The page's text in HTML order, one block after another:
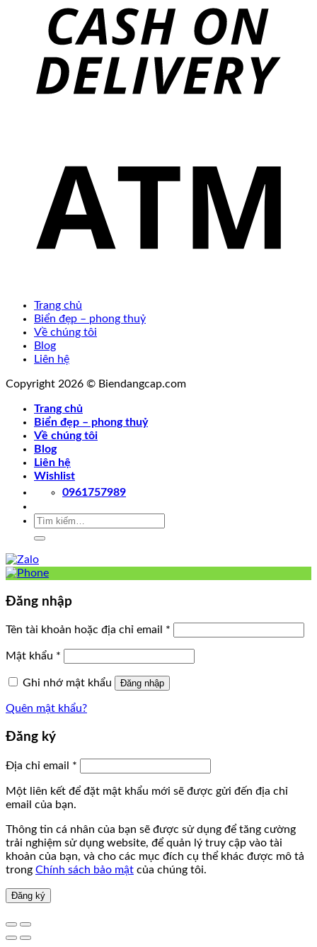
Trang chủ
Biển đẹp – phong thuỷ
Về chúng tôi
Blog
Liên hệ
Copyright 2026 © Biendangcap.com
Trang chủ
Biển đẹp – phong thuỷ
Về chúng tôi
Blog
Liên hệ
Wishlist
0961757989
Tìm
Đăng nhập
Tên tài khoản hoặc địa chỉ email *
Mật khẩu *
Ghi nhớ mật khẩu Đăng nhập
Quên mật khẩu?
Đăng ký
Địa chỉ email *
Một liên kết để đặt mật khẩu mới sẽ được gửi đến địa chỉ
email của bạn.
Thông tin cá nhân của bạn sẽ được sử dụng để tăng cường
trải nghiệm sử dụng website, để quản lý truy cập vào tài
khoản của bạn, và cho các mục đích cụ thể khác được mô tả
trong Chính sách bảo mật của chúng tôi.
Đăng ký